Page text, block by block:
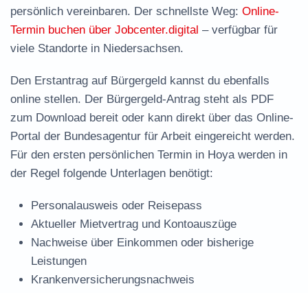
persönlich vereinbaren. Der schnellste Weg: Online-
Termin buchen über Jobcenter.digital – verfügbar für
viele Standorte in Niedersachsen.
Den Erstantrag auf Bürgergeld kannst du ebenfalls
online stellen. Der Bürgergeld-Antrag steht als PDF
zum Download bereit oder kann direkt über das Online-
Portal der Bundesagentur für Arbeit eingereicht werden.
Für den ersten persönlichen Termin in Hoya werden in
der Regel folgende Unterlagen benötigt:
Personalausweis oder Reisepass
Aktueller Mietvertrag und Kontoauszüge
Nachweise über Einkommen oder bisherige
Leistungen
Krankenversicherungsnachweis